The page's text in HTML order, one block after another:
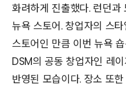
화려하게 진출했다. 런던
뉴욕 스토어. 창업자의 스
스토어인 만큼 이번 뉴욕
DSM의 공동 창업자인 레
반영된 모습이다. 장소 또